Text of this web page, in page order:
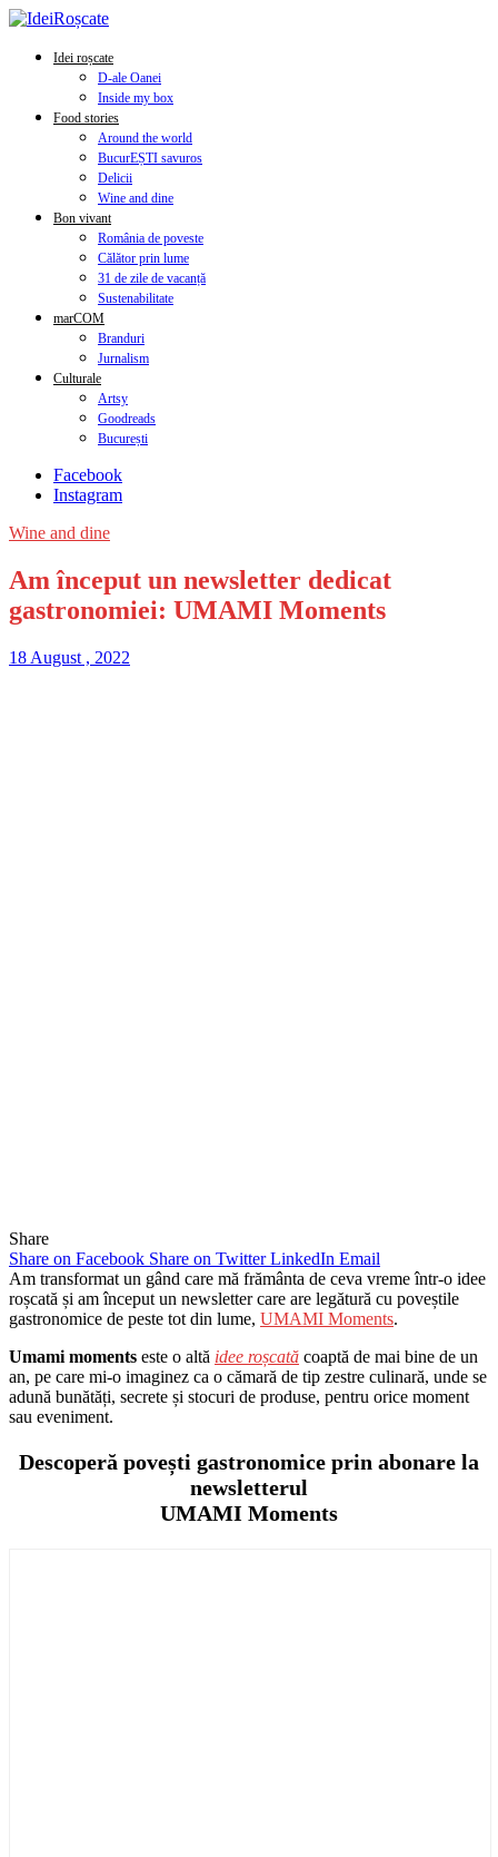
Idei roșcate
D-ale Oanei
Inside my box
Food stories
Around the world
BucurEȘTI savuros
Delicii
Wine and dine
Bon vivant
România de poveste
Călător prin lume
31 de zile de vacanță
Sustenabilitate
marCOM
Branduri
Jurnalism
Culturale
Artsy
Goodreads
București
Facebook
Instagram
Wine and dine
Am început un newsletter dedicat
gastronomiei: UMAMI Moments
18 August , 2022
Share
Share on Facebook Share on Twitter LinkedIn Email
Am transformat un gând care mă frământa de ceva vreme într-o idee
roșcată și am început un newsletter care are legătură cu poveștile
gastronomice de peste tot din lume, UMAMI Moments.
Umami moments este o altă idee roșcată coaptă de mai bine de un
an, pe care mi-o imaginez ca o cămară de tip zestre culinară, unde se
adună bunătăți, secrete și stocuri de produse, pentru orice moment
sau eveniment.
Descoperă povești gastronomice prin abonare la
newsletterul
UMAMI Moments